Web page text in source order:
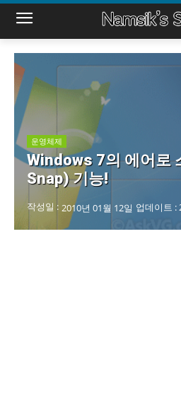
운영체제
Windows 7의 에어로
Snap) 기능!
작성일 : 2010년 01월 12일 업데이트 :